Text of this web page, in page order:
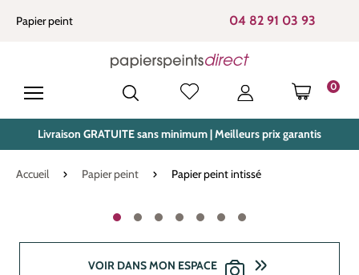
principal
Papier peint 04 82 91 03 93
0
LE
Livraison GRATUITE sans minimum | Meilleurs prix garantis
Accueil Papier peint Papier peint intissé
VOIR DANS MON ESPACE